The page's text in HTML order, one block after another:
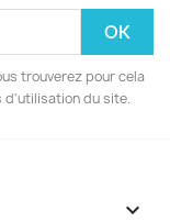
trouverez pour cela
d'utilisation du site.
